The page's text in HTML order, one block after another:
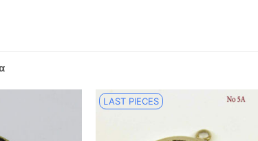
LAST PIECES